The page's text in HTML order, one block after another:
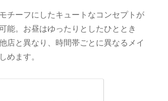
チーフにしたキュートなコンセプトが
能。お昼はゆったりとしたひととき
店と異なり、時間帯ごとに異なるメイ
めます。